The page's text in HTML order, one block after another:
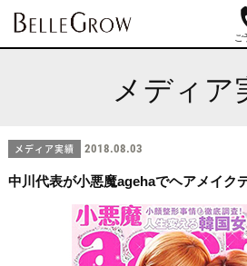
メディア
メディア実績 2018.08.03
中川代表が小悪魔agehaでヘアメイク